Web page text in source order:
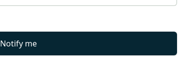
Notify me